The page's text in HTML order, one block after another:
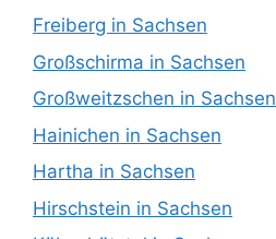
Freiberg in Sachsen
Großschirma in Sachsen
Großweitzschen in Sachsen
Hainichen in Sachsen
Hartha in Sachsen
Hirschstein in Sachsen